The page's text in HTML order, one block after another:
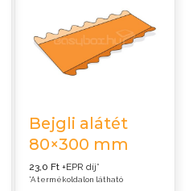
Bejgli alátét
80×300 mm
23,0Ft +EPR díj*
*A termékoldalon látható